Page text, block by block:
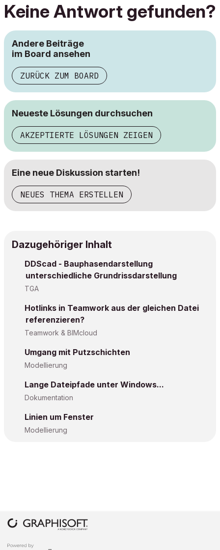
Keine Antwort gefunden?
Andere Beiträge
im Board ansehen
ZURÜCK ZUM BOARD
Neueste Lösungen durchsuchen
AKZEPTIERTE LÖSUNGEN ZEIGEN
Eine neue Diskussion starten!
NEUES THEMA ERSTELLEN
Dazugehöriger Inhalt
DDScad - Bauphasendarstellung
unterschiedliche Grundrissdarstellung
TGA
Hotlinks in Teamwork aus der gleichen Datei
referenzieren?
Teamwork & BIMcloud
Umgang mit Putzschichten
Modellierung
Lange Dateipfade unter Windows...
Dokumentation
Linien um Fenster
Modellierung